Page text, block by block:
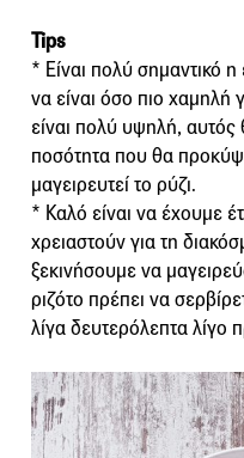
Tips
* Είναι πολύ σημαντικό
να είναι όσο πιο χαμηλή
είναι πολύ υψηλή, αυτός
ποσότητα που θα
μαγειρευτεί το ρύζι.
* Καλό είναι να έχουμε
χρειαστούν για τη
ξεκινήσουμε να
ριζότο πρέπει να
λίγα δευτερόλεπτα λίγο